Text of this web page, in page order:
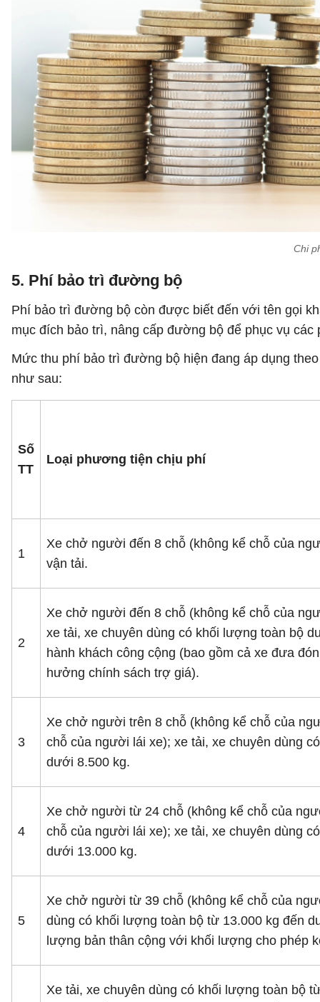
Chi
5. Phí bảo trì đường bộ
Phí bảo trì đường bộ còn được biết đến với tên gọi
mục đích bảo trì, nâng cấp đường bộ để phục vụ
Mức thu phí bảo trì đường bộ hiện đang áp dụng
như sau:
Số
TT
Loại phương tiện chịu phí
1
Xe chở người đến 8 chỗ (không kể chỗ của
vận tải.
2
Xe chở người đến 8 chỗ (không kể chỗ của
xe tải, xe chuyên dùng có khối lượng toàn bộ
hành khách công cộng (bao gồm cả xe đưa
hưởng chính sách trợ giá).
3
Xe chở người trên 8 chỗ (không kể chỗ của
chỗ của người lái xe); xe tải, xe chuyên dùng
dưới 8.500 kg.
4
Xe chở người từ 24 chỗ (không kể chỗ của
chỗ của người lái xe); xe tải, xe chuyên dùng
dưới 13.000 kg.
5
Xe chở người từ 39 chỗ (không kể chỗ của
dùng có khối lượng toàn bộ từ 13.000 kg đến
lượng bản thân cộng với khối lượng cho phép
Xe tải, xe chuyên dùng có khối lượng toàn bộ